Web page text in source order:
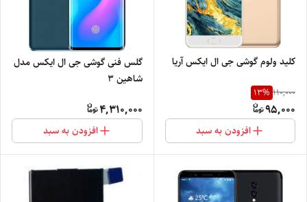
کلید ولوم گوشی جی ال ایکس آریا
110,000
13%
95,000
افزودن به سبد
گلس فنی گوشی جی ال ایکس مدل
شاهین 3
4,310,000
افزودن به سبد